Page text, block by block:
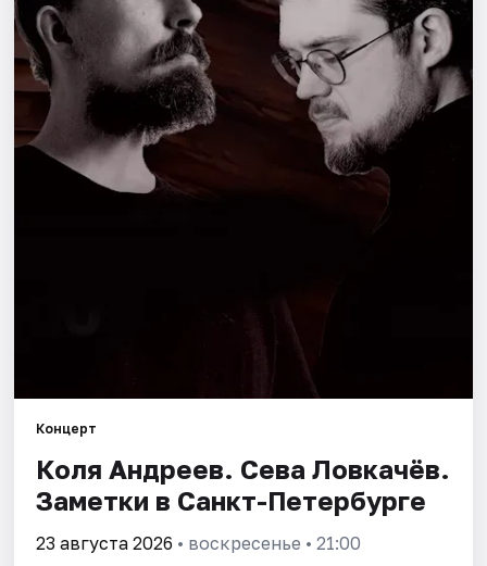
Города
Площадки
Артисты
Концерт
Коля Андреев. Сева Ловкачёв.
Заметки в Санкт-Петербурге
23 августа 2026 • воскресенье • 21:00